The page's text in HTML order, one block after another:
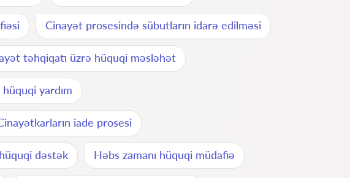
Cinayət prosesində sübutların idarə edilməsi
təhqiqatı üzrə hüquqi məsləhət
yardım
iade prosesi
dəstək Həbs zamanı hüquqi müdafiə